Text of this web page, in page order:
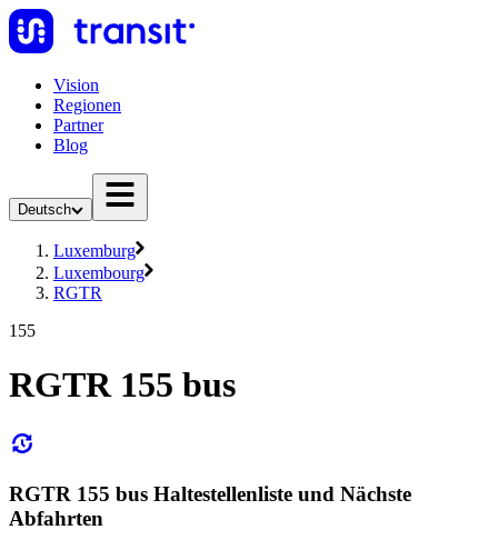
Vision
Regionen
Partner
Blog
Deutsch
Luxemburg
Luxembourg
RGTR
155
RGTR 155 bus
RGTR 155 bus Haltestellenliste und Nächste
Abfahrten